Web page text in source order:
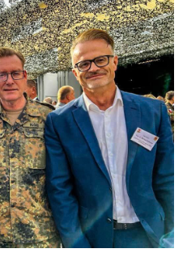
ZUSAMMENHALT
UND INDUSTRIE
PUNKTE